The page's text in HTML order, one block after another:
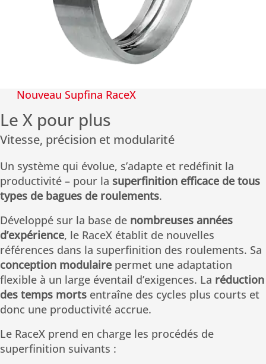
Nouveau Supfina RaceX
Le X pour plus
Vitesse, précision et modularité
Un système qui évolue, s’adapte et redéfinit la
productivité – pour la superfinition efficace de tous
types de bagues de roulements.
Développé sur la base de nombreuses années
d’expérience, le RaceX établit de nouvelles
références dans la superfinition des roulements. Sa
conception modulaire permet une adaptation
flexible à un large éventail d’exigences. La réduction
des temps morts entraîne des cycles plus courts et
donc une productivité accrue.
Le RaceX prend en charge les procédés de
superfinition suivants :